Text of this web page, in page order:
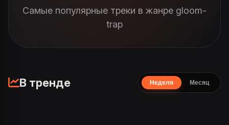
Самые популярные треки в жанре gloom-
trap
В тренде Неделя Месяц